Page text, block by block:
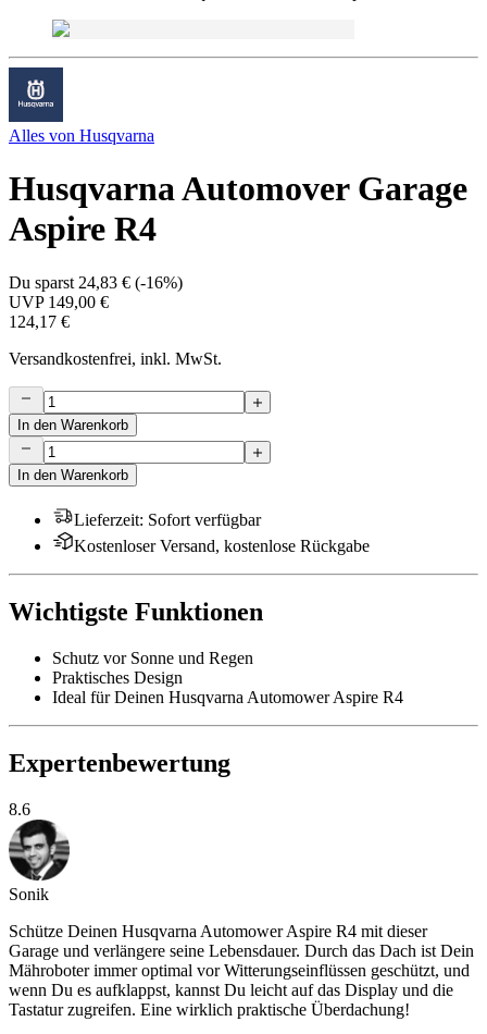
Alles von Husqvarna
Husqvarna Automover Garage
Aspire R4
Du sparst 24,83 € (-16%)
UVP 149,00 €
124,17 €
Versandkostenfrei, inkl. MwSt.
In den Warenkorb
In den Warenkorb
Lieferzeit: Sofort verfügbar
Kostenloser Versand, kostenlose Rückgabe
Wichtigste Funktionen
Schutz vor Sonne und Regen
Praktisches Design
Ideal für Deinen Husqvarna Automower Aspire R4
Expertenbewertung
8.6
Sonik
Schütze Deinen Husqvarna Automower Aspire R4 mit dieser
Garage und verlängere seine Lebensdauer. Durch das Dach ist Dein
Mähroboter immer optimal vor Witterungseinflüssen geschützt, und
wenn Du es aufklappst, kannst Du leicht auf das Display und die
Tastatur zugreifen. Eine wirklich praktische Überdachung!